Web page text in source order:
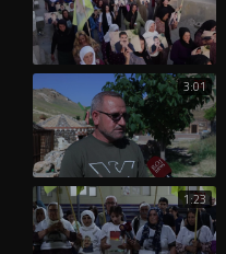
3:01
1:23